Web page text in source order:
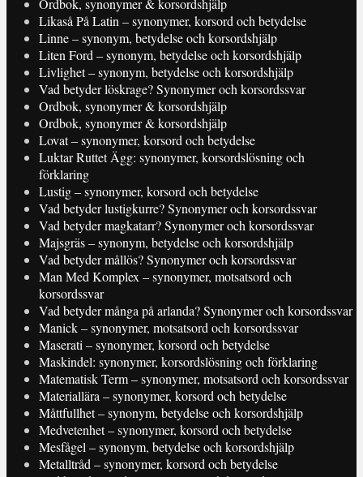
Likaså På Latin – synonymer, korsord och betydelse
Linne – synonym, betydelse och korsordshjälp
Liten Ford – synonym, betydelse och korsordshjälp
Livlighet – synonym, betydelse och korsordshjälp
Vad betyder löskrage? Synonymer och korsordssvar
Ordbok, synonymer & korsordshjälp
Ordbok, synonymer & korsordshjälp
Lovat – synonymer, korsord och betydelse
Luktar Ruttet Ägg: synonymer, korsordslösning och
förklaring
Lustig – synonymer, korsord och betydelse
Vad betyder lustigkurre? Synonymer och korsordssvar
Vad betyder magkatarr? Synonymer och korsordssvar
Majsgräs – synonym, betydelse och korsordshjälp
Vad betyder mållös? Synonymer och korsordssvar
Man Med Komplex – synonymer, motsatsord och
korsordssvar
Vad betyder många på arlanda? Synonymer och korsordssvar
Manick – synonymer, motsatsord och korsordssvar
Maserati – synonymer, korsord och betydelse
Maskindel: synonymer, korsordslösning och förklaring
Matematisk Term – synonymer, motsatsord och korsordssvar
Materiallära – synonymer, korsord och betydelse
Måttfullhet – synonym, betydelse och korsordshjälp
Medvetenhet – synonymer, korsord och betydelse
Mesfågel – synonym, betydelse och korsordshjälp
Metalltråd – synonymer, korsord och betydelse